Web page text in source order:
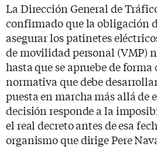
La Dirección General de
confirmado que la obligación
asegurar los patinetes
de movilidad personal (VMP)
hasta que se apruebe de
normativa que debe
puesta en marcha más allá de
decisión responde a la
el real decreto antes de esa
organismo que dirige Pere